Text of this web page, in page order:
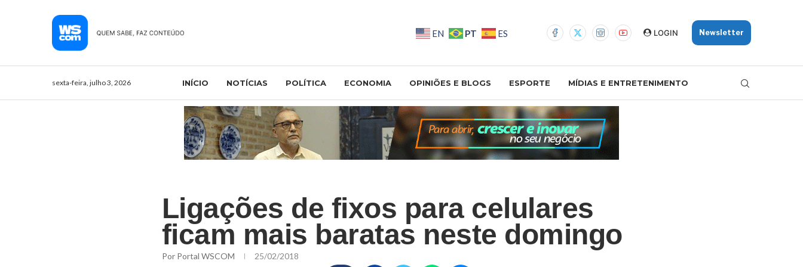
EN PT ES LOGIN Newsletter
sexta-feira, julho 3, 2026 INÍCIO NOTÍCIAS POLÍTICA ECONOMIA OPINIÕES E BLOGS ESPORTE MÍDIAS E ENTRETENIMENTO
Ligações de fixos para celulares
ficam mais baratas neste domingo
Por Portal WSCOM 25/02/2018